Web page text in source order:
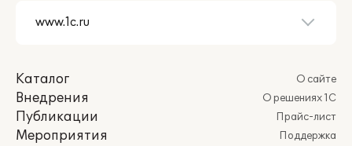
Каталог
Внедрения
Публикации
Мероприятия
О сайте
О решениях 1С
Прайс-лист
Поддержка